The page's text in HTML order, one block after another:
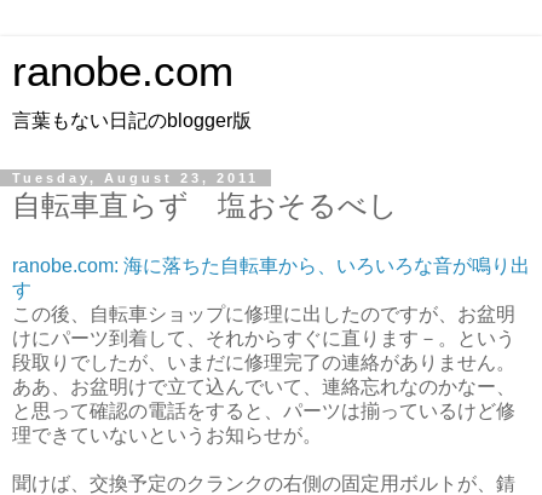
ranobe.com
言葉もない日記のblogger版
Tuesday, August 23, 2011
自転車直らず 塩おそるべし
ranobe.com: 海に落ちた自転車から、いろいろな音が鳴り出
す
この後、自転車ショップに修理に出したのですが、お盆明
けにパーツ到着して、それからすぐに直ります－。という
段取りでしたが、いまだに修理完了の連絡がありません。
ああ、お盆明けで立て込んでいて、連絡忘れなのかなー、
と思って確認の電話をすると、パーツは揃っているけど修
理できていないというお知らせが。
聞けば、交換予定のクランクの右側の固定用ボルトが、錆